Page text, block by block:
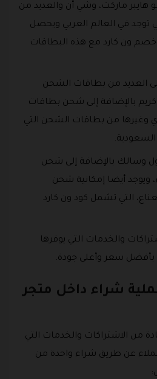
هايبر ماركت، وشي أن والعديد من
توجد في العالم العربي ويحصل
خصم ون كارد مع هذه البطاقات
العديد من بطاقات الشحن
بالإضافة إلى شحن بطاقات
وغيرها من بطاقات الشحن التي
وسالك بالإضافة إلى شحن
ويوجد أيضا إمكانية شحن
التي تشمل كود ون كارد
والخدمات التي يوفرها
بأفضل سعر وأعلى جودة.
شراء داخل متجر
من الاشتراكات والخدمات التي
عن طريق شراء واحدة من